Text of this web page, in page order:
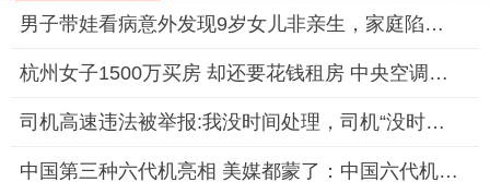
男子带娃看病意外发现9岁女儿非亲生，家庭陷入信任危机
杭州女子1500万买房 却还要花钱租房 中央空调系统故障被迫租房
司机高速违法被举报:我没时间处理，司机“没时间处理”成常态？
中国第三种六代机亮相 美媒都蒙了：中国六代机发展速度令世界震